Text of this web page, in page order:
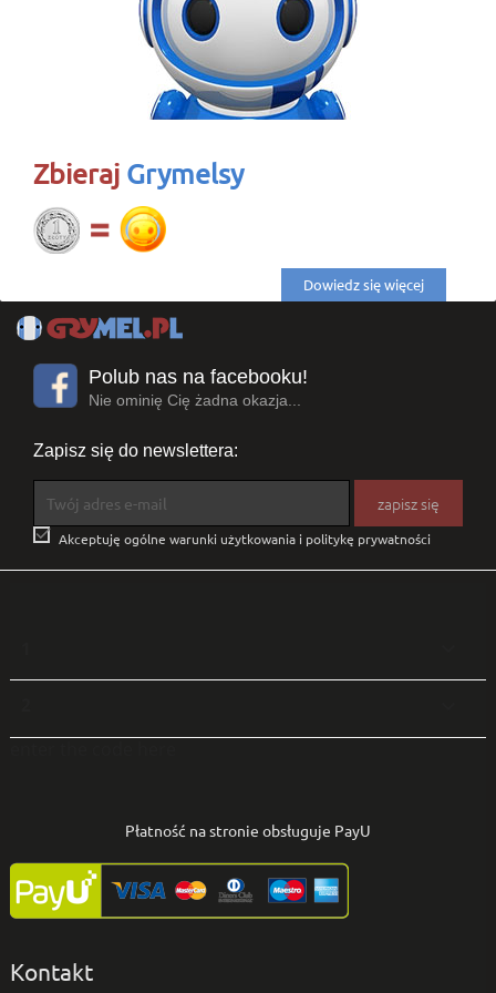
Zbieraj Grymelsy
Dowiedz się więcej
Polub nas na facebooku!
Nie ominię Cię żadna okazja...
Zapisz się do newslettera:
 Akceptuję ogólne warunki użytkowania i politykę prywatności
Płatność na stronie obsługuje PayU
Kontakt